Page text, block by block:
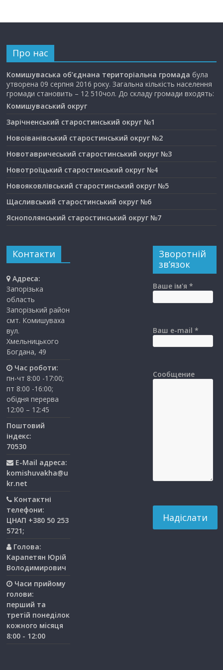
Про нас
Комишуваська об’єднана територіальна громада була
утворена 09 серпня 2016 року. Загальна кількість населення
громади становить – 12 510чол. До складу громади входять:
Комишуваський округ
Зарічненський старостинський округ №1
Новоіванівський старостинський округ №2
Новотавричеський старостинський округ №3
Новотроїцький старостинський округ №4
Новояковлівський старостинський округ №5
Щасливський старостинський округ №6
Яснополянський старостинський округ №7
Контакти
Адреса:
Запорізька
область
Запорізький район
смт. Комишуваха
вул.
Хмельницького
Богдана, 49
Час роботи:
пн-чт 8:00 -17:00;
пт 8:00 -16:00;
обідня перерва
12:00 – 12:45
Поштовий
індекс:
70530
E-Mail адреса:
komishuvakha@u
kr.net
Контактні
телефони:
ЦНАП +380 50 253
5721;
Голова:
Карапетян Юрій
Володимирович
Часи прийому
голови:
перший та
третiй понедiлок
кожного мiсяця
8:00 - 12:00
Зворотній
зв’язок
Ваше ім'я *
Ваш e-mail *
Сообщение